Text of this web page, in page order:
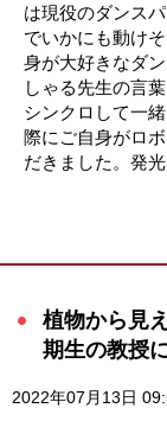
は現役のダンス
でいかにも動け
身が大好きなダ
しゃる先生の言
シンクロして一
際にご自身がロ
だきました。発
植物から見
期生の教授
2022年07月13日